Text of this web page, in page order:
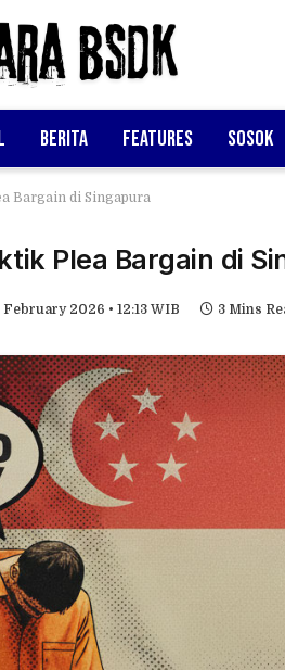
Berita Features Sosok
Bargain di Singapura
Plea Bargain di
February 2026 • 12:13 WIB 3 Mins